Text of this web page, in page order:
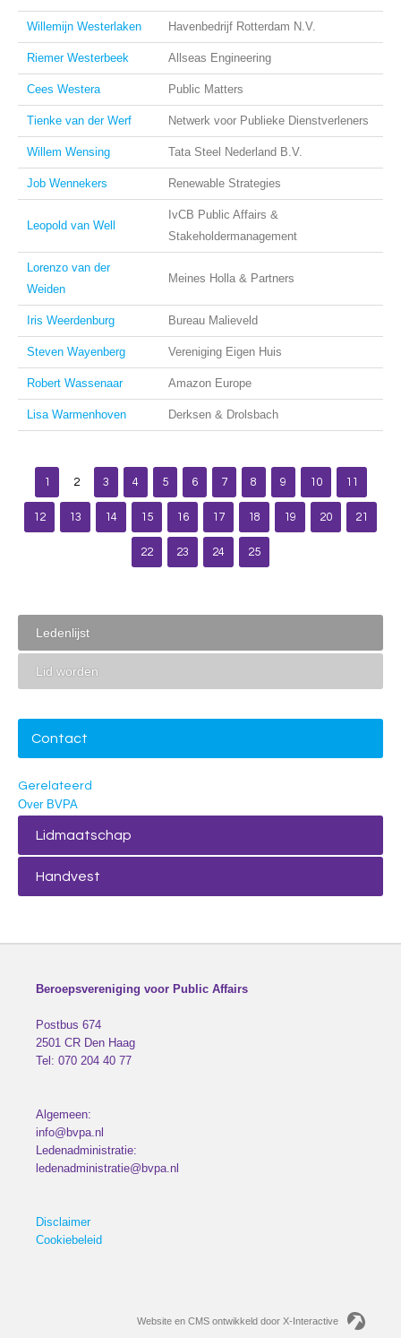
Willemijn Westerlaken Havenbedrijf Rotterdam N.V.
Riemer Westerbeek Allseas Engineering
Cees Westera Public Matters
Tienke van der Werf Netwerk voor Publieke Dienstverleners
Willem Wensing Tata Steel Nederland B.V.
Job Wennekers Renewable Strategies
Leopold van Well
IvCB Public Affairs &
Stakeholdermanagement
Lorenzo van der
Weiden
Meines Holla & Partners
Iris Weerdenburg Bureau Malieveld
Steven Wayenberg Vereniging Eigen Huis
Robert Wassenaar Amazon Europe
Lisa Warmenhoven Derksen & Drolsbach
1 2 3 4 5 6 7 8 9 10 11
12 13 14 15 16 17 18 19 20 21
22 23 24 25
Ledenlijst
Lid worden
Contact
Gerelateerd
Over BVPA
Lidmaatschap
Handvest
Beroepsvereniging voor Public Affairs
Postbus 674
2501 CR Den Haag
Tel: 070 204 40 77
Algemeen:
info@bvpa.nl
Ledenadministratie:
ledenadministratie@bvpa.nl
Disclaimer
Cookiebeleid
Website en CMS ontwikkeld door X-Interactive